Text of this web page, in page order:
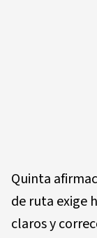
Quinta
de ruta exige
claros y